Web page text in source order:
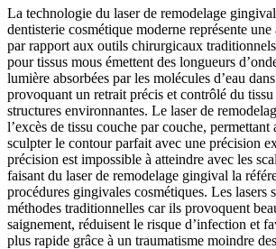
La technologie du laser de remodelage
dentisterie cosmétique moderne représente
par rapport aux outils chirurgicaux
pour tissus mous émettent des longueurs
lumière absorbées par les molécules d’eau
provoquant un retrait précis et contrôlé du tissu
structures environnantes. Le laser de
l’excès de tissu couche par couche, permettant
sculpter le contour parfait avec une précision
précision est impossible à atteindre avec les
faisant du laser de remodelage gingival la
procédures gingivales cosmétiques. Les lasers
méthodes traditionnelles car ils provoquent
saignement, réduisent le risque d’infection et
plus rapide grâce à un traumatisme moindre